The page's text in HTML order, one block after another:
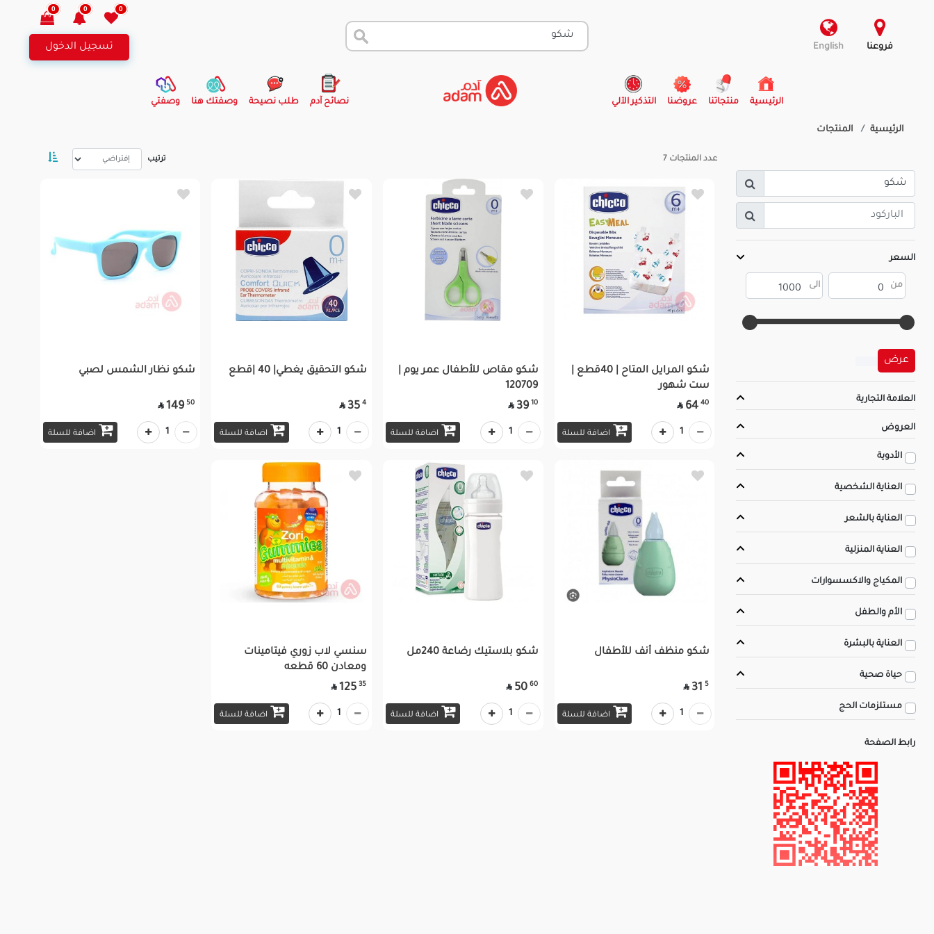
فروعنا English
0
0
0
تسجيل الدخول
الرئيسية
(current) منتجاتنا عروضنا التذكير الآلي نصائح آدم طلب نصيحة وصفتك هنا وصفتي
الرئيسية المنتجات
السعر
عرض
العلامة التجارية
العروض
الأدوية
العناية الشخصية
العناية بالشعر
العناية المنزلية
المكياج والاكسسوارات
الأم والطفل
العناية بالبشرة
حياة صحية
مستلزمات الحج
رابط الصفحة
عدد المنتجات 7 ترتيب
شكو المرايل المتاح | 40قطع |
ست شهور
40
64

اضافة للسلة 1
شكو مقاص للأطفال عمر يوم |
120709
10
39

اضافة للسلة 1
شكو التحقيق يغطي| 40 |قطع
4
35

اضافة للسلة 1
شكو نظار الشمس لصبي
50
149

اضافة للسلة 1
شكو منظف أنف للأطفال
5
31

اضافة للسلة 1
شكو بلاستيك رضاعة 240مل
60
50

اضافة للسلة 1
سنسي لاب زوري فيتامينات
ومعادن 60 قطعه
35
125

اضافة للسلة 1